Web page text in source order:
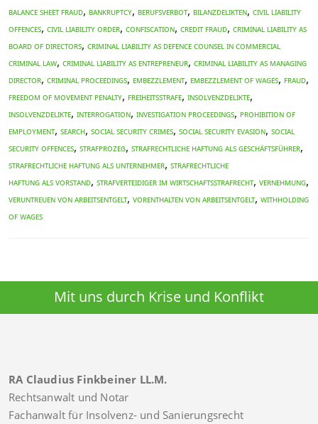
HOCHSCHULE
KARRIERE
SERVICE
balance sheet fraud, bankruptcy, Berufsverbot, Bilanzdelikten, civil liability
offences, civil liability order, confiscation, credit fraud, CRIMINAL LIABILITY AS
BOARD OF DIRECTORS, CRIMINAL LIABILITY AS DEFENCE COUNSEL IN COMMERCIAL
CRIMINAL LAW, CRIMINAL LIABILITY AS ENTREPRENEUR, CRIMINAL LIABILITY AS MANAGING
DIRECTOR, criminal proceedings, EMBEZZLEMENT, EMBEZZLEMENT OF WAGES, fraud,
freedom of movement penalty, Freiheitsstrafe, Insolvenzdelikte,
Insolvenzdelikte, INTERROGATION, investigation proceedings, prohibition of
employment, search, social security crimes, social security evasion, social
security offences, Strafprozeß, Strafrechtliche Haftung als Geschäftsführer,
Strafrechtliche Haftung als Unternehmer, Strafrechtliche
Haftung als Vorstand, Strafverteidiger im Wirtschaftsstrafrecht, Vernehmung,
Veruntreuen von Arbeitsentgelt, Vorenthalten von Arbeitsentgelt, WITHHOLDING
OF WAGES
Mit uns durch Krise und Konflikt
RA Claudius Finkbeiner LL.M.
Rechtsanwalt und Notar
Fachanwalt für Insolvenz- und Sanierungsrecht